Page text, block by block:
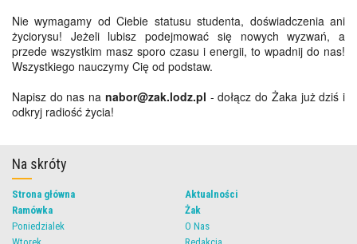
Nie wymagamy od Ciebie statusu studenta, doświadczenia ani
życiorysu! Jeżeli lubisz podejmować się nowych wyzwań, a
przede wszystkim masz sporo czasu i energii, to wpadnij do nas!
Wszystkiego nauczymy Cię od podstaw.
Napisz do nas na nabor@zak.lodz.pl - dołącz do Żaka już dziś i
odkryj radiość życia!
Na skróty
Strona główna
Ramówka
Poniedzialek
Aktualności
Żak
O Nas